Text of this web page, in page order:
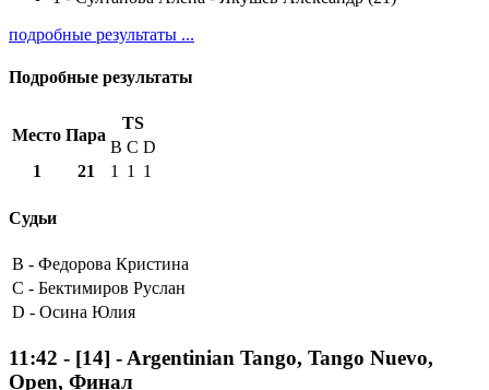
подробные результаты ...
Подробные результаты
Место Пара
TS
B C D
1
21 1 1 1
Судьи
B - Федорова Кристина
C - Бектимиров Руслан
D - Осина Юлия
11:42 - [14] - Argentinian Tango, Tango Nuevo,
Open, Финал